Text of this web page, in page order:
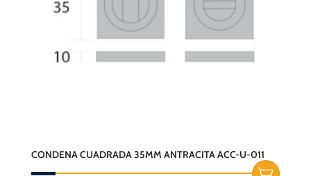
CONDENA CUADRADA 35MM ANTRACITA ACC-U-011